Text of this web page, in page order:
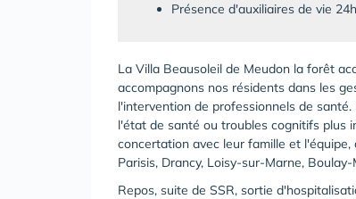
Présence d'auxiliaires de vie
La Villa Beausoleil de Meudon la forêt
accompagnons nos résidents dans les
l'intervention de professionnels de
l'état de santé ou troubles cognitifs plus
concertation avec leur famille et
Parisis, Drancy, Loisy-sur-Marne,
Repos, suite de SSR, sortie